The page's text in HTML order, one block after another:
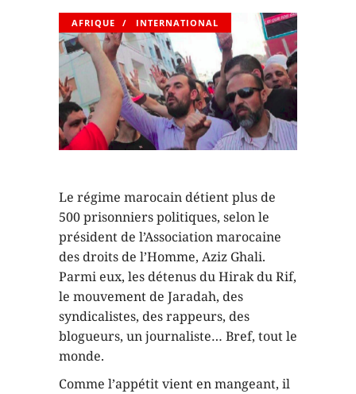
AFRIQUE INTERNATIONAL
Le régime marocain détient plus de
500 prisonniers politiques, selon le
président de l’Association marocaine
des droits de l’Homme, Aziz Ghali.
Parmi eux, les détenus du Hirak du Rif,
le mouvement de Jaradah, des
syndicalistes, des rappeurs, des
blogueurs, un journaliste… Bref, tout le
monde.
Comme l’appétit vient en mangeant, il